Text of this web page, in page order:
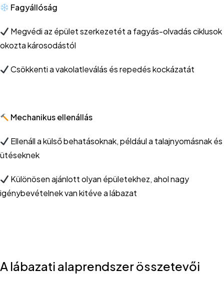
Fagyállóság
Megvédi az épület szerkezetét a fagyás-olvadás ciklusok
okozta károsodástól
Csökkenti a vakolatleválás és repedés kockázatát
Mechanikus ellenállás
Ellenáll a külső behatásoknak, például a talajnyomásnak és
ütéseknek
Különösen ajánlott olyan épületekhez, ahol nagy
igénybevételnek van kitéve a lábazat
A lábazati alaprendszer összetevői